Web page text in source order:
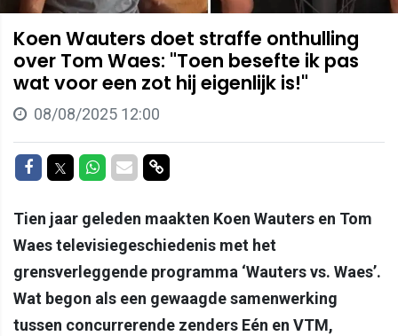
Koen Wauters doet straffe onthulling
over Tom Waes: "Toen besefte ik pas
wat voor een zot hij eigenlijk is!"
08/08/2025 12:00
Delen op Facebook
Delen op Twitter
Delen op Whatsapp
Delen via Mail
Delen via link
Tien jaar geleden maakten Koen Wauters en Tom
Waes televisiegeschiedenis met het
grensverleggende programma ‘Wauters vs. Waes’.
Wat begon als een gewaagde samenwerking
tussen concurrerende zenders Eén en VTM,